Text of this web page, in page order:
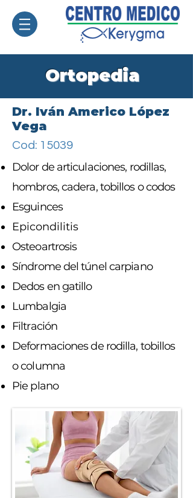
Ortopedia
Dr. Iván Americo López
Vega
Cod: 15039
Dolor de articulaciones, rodillas,
hombros, cadera, tobillos o codos
Esguinces
Epicondilitis
Osteoartrosis
Síndrome del túnel carpiano
Dedos en gatillo
Lumbalgia
Filtración
Deformaciones de rodilla, tobillos
o columna
Pie plano